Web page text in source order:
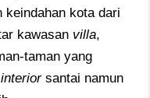
keindahan kota dari
kawasan villa,
taman yang
interiorsantai namun